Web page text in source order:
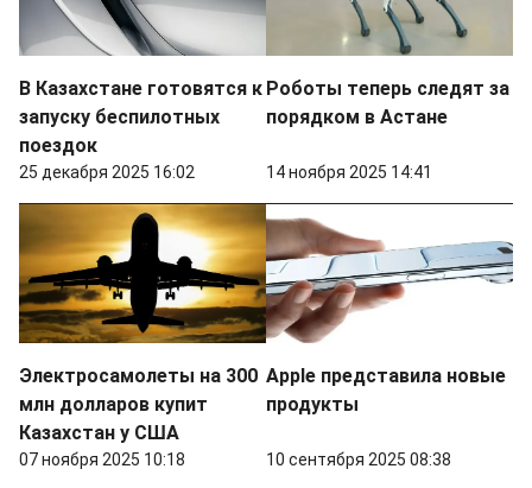
В Казахстане готовятся к
запуску беспилотных
поездок
25 декабря 2025 16:02
Роботы теперь следят за
порядком в Астане
14 ноября 2025 14:41
Электросамолеты на 300
млн долларов купит
Казахстан у США
07 ноября 2025 10:18
Apple представила новые
продукты
10 сентября 2025 08:38